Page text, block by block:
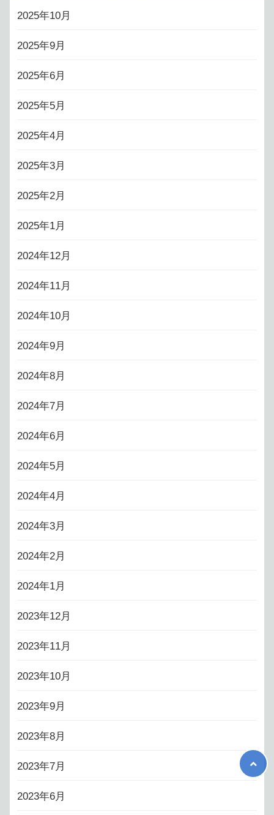
2025年10月
2025年9月
2025年6月
2025年5月
2025年4月
2025年3月
2025年2月
2025年1月
2024年12月
2024年11月
2024年10月
2024年9月
2024年8月
2024年7月
2024年6月
2024年5月
2024年4月
2024年3月
2024年2月
2024年1月
2023年12月
2023年11月
2023年10月
2023年9月
2023年8月
2023年7月
2023年6月